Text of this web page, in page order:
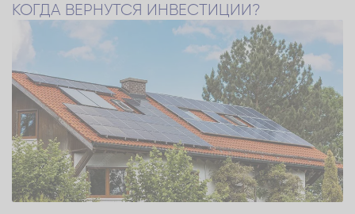
КОГДА ВЕРНУТСЯ ИНВЕСТИЦИИ?